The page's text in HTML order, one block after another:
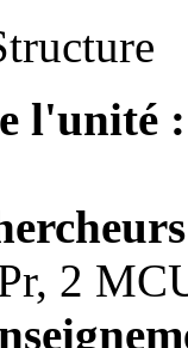
l'unité
2